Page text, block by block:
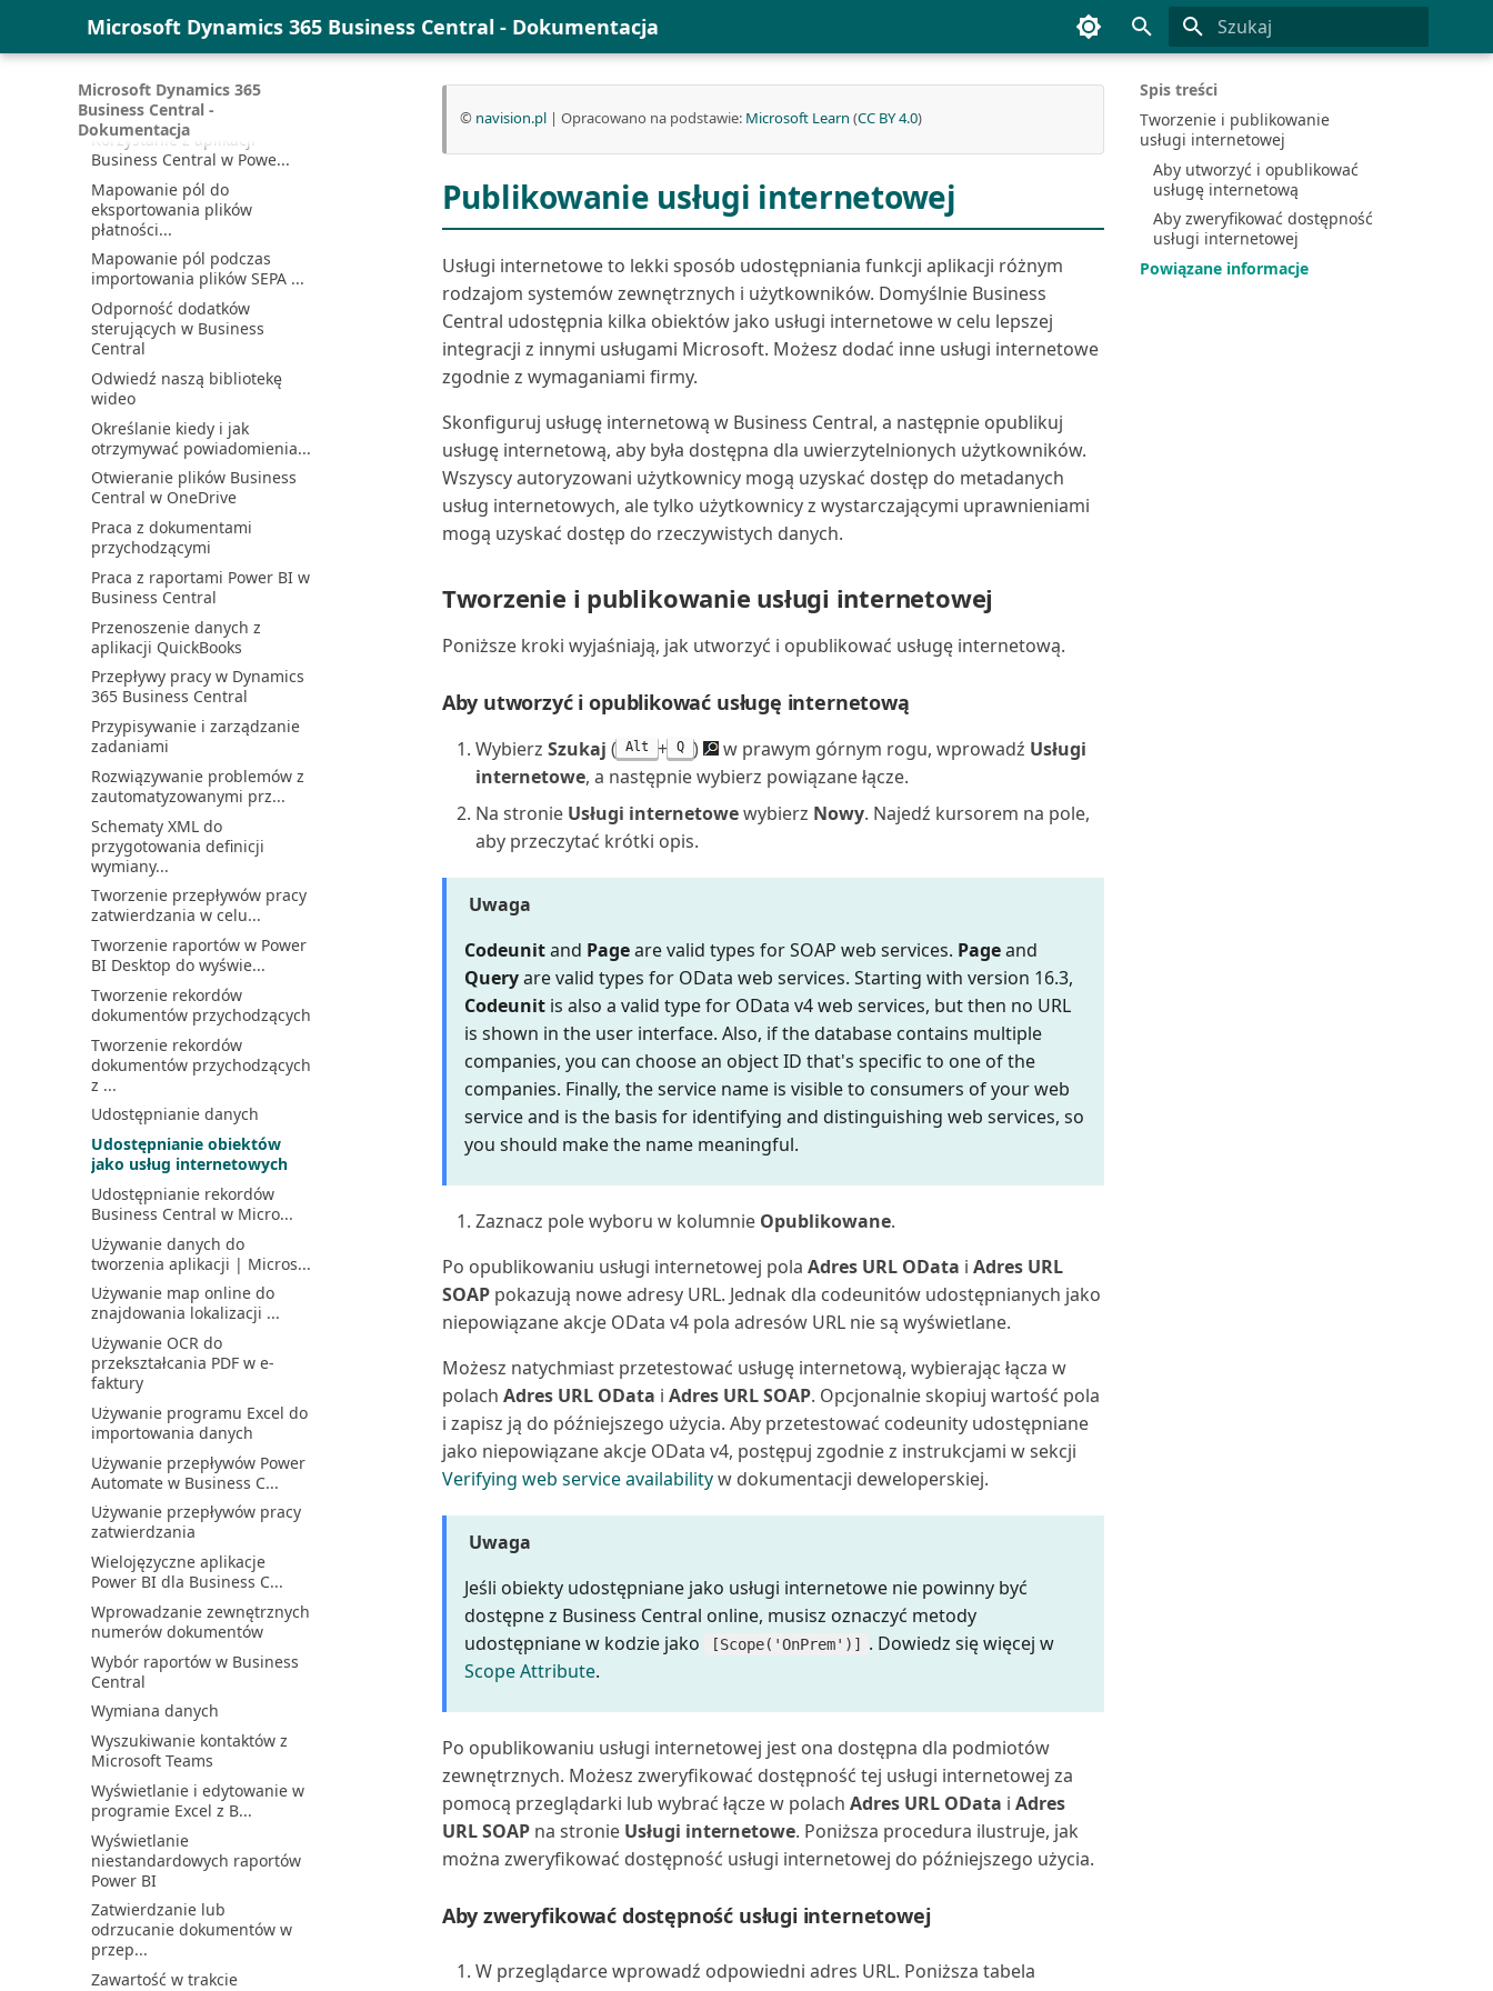
Microsoft Dynamics 365 Business Central - Dokumentacja
Microsoft Dynamics 365
Business Central -
Dokumentacja
Rozwiązywanie problemów z
łącznością
Ręczna synchronizacja
mapowań tabel | Microsoft...
Sprzęganie i synchronizacja
Synchronizacja Business
Central i Dataverse
Synchronizacja i integracja
danych
Synchronizacja kontaktów w
Business Central z k...
Uaktualnianie integracji z
Dynamics 365 Sales
Używanie Business Central
bez Outlook
Używanie przepływu Power
Automate do terminowej...
Wcześniejsze włączanie
nadchodzących funkcji
Wdrażanie użytkowników za
pomocą list kontrolnych
Wprowadzenie do Business
Central i Power BI
Wprowadzenie do Microsoft
Fabric i Business Cen...
Wyświetlanie blokad bazy
danych
Wyświetlanie informacji o
tabeli
Wyświetlanie stanu zadań
synchronizacji
Włączanie integracji Power
BI z Business Central
Zadania administracyjne w
Business Central
Zarządzanie aplikacjami
AppSource
Zarządzanie dostępem do
Business Central
Zarządzanie integracją
Microsoft Teams z Busine...
Zarządzanie integracją
OneDrive z Business Central
Zarządzanie intencją
dostępu do bazy danych w
B...
Zarządzanie magazynem
przez usuwanie
dokumentów...
Zarządzanie synchronizacją
danych głównych
Zarządzanie szyfrowaniem
danych | Microsoft Docs
Zarządzanie ustawieniami i
preferencjami użytko...
Zarządzanie użytkownikami i
rolami
Łączenie z Microsoft
Dataverse
Środowiska piaskownicy
VAT
Konfigurowanie podatku od
wartości dodanej
Konfigurowanie procesów
finansowych
Konfigurowanie rachunku
Konfigurowanie
raportowania Intrastat
Konfigurowanie walut
Konfigurowanie warunków i
poziomów monitów
Konfigurowanie warunków
odsetek
Konfigurowanie warunków
płatności
Konfigurowanie wielu stóp
procentowych dla opóź...
Konfigurowanie zaliczek
Konfigurowanie zaokrąglania
faktury
Konfigurowanie łącznika
dokumentów elektroniczn...
wielu firm
Konsolidowanie sald dla
firmy będącej jednocześ...
Korygowanie przedpłat
Natychmiastowe rozliczanie
faktur zakupu
Odraczanie przychodów i
Określanie okresów
księgowania
Określanie układu czeku
Omówienie dokumentów
elektronicznych
Omówienie księgowania
kosztów
Omówienie zarządzania
podatkiem VAT
Omówienie zarządzania
zrównoważonym rozwojem
Opóźnione płatności
(Należności)
Plan kont zrównoważonego
rozwoju i księga
Planowanie zadań
korygowania i uzgadniania
kosz...
Polecenie zapłaty SEPA w
Business Central
Porównanie z budżetem
Praca z okresami
obrachunkowymi i latami
obrach...
Praca z okresami zapasów
Praca z przeglądami
finansowymi w programie
Exc...
Praca z przychodami
cyklicznymi
Praca z raportowaniem
Intrastat
Praca z wymiarami w celu
śledzenia i analizowan...
Przegląd finansowy
Przegląd przepływów
pieniężnych
Przeglądanie kont księgi
głównej
Przenoszenie i księgowanie
zapisów kosztów
Przesyłanie raportów VAT do
urzędów skarbowych
Przeszacowanie sald kont
księgi głównej
Płynność
Konfigurowanie
użytkowników zatwierdzania
Konfigurowanie wymiany
danych do wysyłania i od...
Korzystanie z aplikacji
Business Central w Powe...
Mapowanie pól do
eksportowania plików
płatności...
Mapowanie pól podczas
importowania plików SEPA ...
Odporność dodatków
sterujących w Business
Central
Odwiedź naszą bibliotekę
wideo
Określanie kiedy i jak
otrzymywać powiadomienia...
Otwieranie plików Business
Central w OneDrive
Praca z dokumentami
przychodzącymi
Praca z raportami Power BI w
Business Central
Przenoszenie danych z
aplikacji QuickBooks
Przepływy pracy w Dynamics
365 Business Central
Przypisywanie i zarządzanie
zadaniami
Rozwiązywanie problemów z
zautomatyzowanymi prz...
Schematy XML do
przygotowania definicji
wymiany...
Tworzenie przepływów pracy
zatwierdzania w celu...
Tworzenie raportów w Power
BI Desktop do wyświe...
Tworzenie rekordów
dokumentów przychodzących
Tworzenie rekordów
dokumentów przychodzących
z ...
Udostępnianie danych
Udostępnianie obiektów
jako usług internetowych
Udostępnianie rekordów
Business Central w Micro...
Używanie danych do
tworzenia aplikacji | Micros...
Używanie map online do
znajdowania lokalizacji ...
Używanie OCR do
przekształcania PDF w e-
faktury
Używanie programu Excel do
importowania danych
Używanie przepływów Power
Automate w Business C...
Używanie przepływów pracy
zatwierdzania
Wielojęzyczne aplikacje
Power BI dla Business C...
Wprowadzanie zewnętrznych
numerów dokumentów
Wybór raportów w Business
Central
Wymiana danych
Wyszukiwanie kontaktów z
Microsoft Teams
Wyświetlanie i edytowanie w
programie Excel z B...
Wyświetlanie
niestandardowych raportów
Power BI
Zatwierdzanie lub
odrzucanie dokumentów w
przep...
Zawartość w trakcie
Spis treści
Tworzenie i publikowanie
usługi internetowej
Aby utworzyć i opublikować
usługę internetową
Aby zweryfikować dostępność
usługi internetowej
Powiązane informacje
© navision.pl| Opracowano na podstawie: Microsoft Learn (CC BY 4.0)
Publikowanie usługi internetowej
Usługi internetowe to lekki sposób udostępniania funkcji aplikacji różnym
rodzajom systemów zewnętrznych i użytkowników. Domyślnie Business
Central udostępnia kilka obiektów jako usługi internetowe w celu lepszej
integracji z innymi usługami Microsoft. Możesz dodać inne usługi internetowe
zgodnie z wymaganiami firmy.
Skonfiguruj usługę internetową w Business Central, a następnie opublikuj
usługę internetową, aby była dostępna dla uwierzytelnionych użytkowników.
Wszyscy autoryzowani użytkownicy mogą uzyskać dostęp do metadanych
usług internetowych, ale tylko użytkownicy z wystarczającymi uprawnieniami
mogą uzyskać dostęp do rzeczywistych danych.
Tworzenie i publikowanie usługi internetowej
Poniższe kroki wyjaśniają, jak utworzyć i opublikować usługę internetową.
Aby utworzyć i opublikować usługę internetową
Wybierz Szukaj ( Alt + Q ) w prawym górnym rogu, wprowadź Usługi
internetowe, a następnie wybierz powiązane łącze.
Na stronie Usługi internetowewybierz Nowy. Najedź kursorem na pole,
aby przeczytać krótki opis.
Uwaga
Codeunitand Pageare valid types for SOAP web services. Pageand
Queryare valid types for OData web services. Starting with version 16.3,
Codeunitis also a valid type for OData v4 web services, but then no URL
is shown in the user interface. Also, if the database contains multiple
companies, you can choose an object ID that's specific to one of the
companies. Finally, the service name is visible to consumers of your web
service and is the basis for identifying and distinguishing web services, so
you should make the name meaningful.
Zaznacz pole wyboru w kolumnie Opublikowane.
Po opublikowaniu usługi internetowej pola Adres URL OData i Adres URL
SOAPpokazują nowe adresy URL. Jednak dla codeunitów udostępnianych jako
niepowiązane akcje OData v4 pola adresów URL nie są wyświetlane.
Możesz natychmiast przetestować usługę internetową, wybierając łącza w
polach Adres URL OData i Adres URL SOAP. Opcjonalnie skopiuj wartość pola
i zapisz ją do późniejszego użycia. Aby przetestować codeunity udostępniane
jako niepowiązane akcje OData v4, postępuj zgodnie z instrukcjami w sekcji
Verifying web service availabilityw dokumentacji deweloperskiej.
Uwaga
Jeśli obiekty udostępniane jako usługi internetowe nie powinny być
dostępne z Business Central online, musisz oznaczyć metody
udostępniane w kodzie jako
[Scope('OnPrem')]
. Dowiedz się więcej w
Scope Attribute.
Po opublikowaniu usługi internetowej jest ona dostępna dla podmiotów
zewnętrznych. Możesz zweryfikować dostępność tej usługi internetowej za
pomocą przeglądarki lub wybrać łącze w polach Adres URL OData i Adres
URL SOAPna stronie Usługi internetowe. Poniższa procedura ilustruje, jak
można zweryfikować dostępność usługi internetowej do późniejszego użycia.
Aby zweryfikować dostępność usługi internetowej
W przeglądarce wprowadź odpowiedni adres URL. Poniższa tabela